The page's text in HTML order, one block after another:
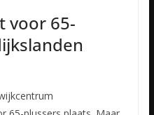
voor 65-